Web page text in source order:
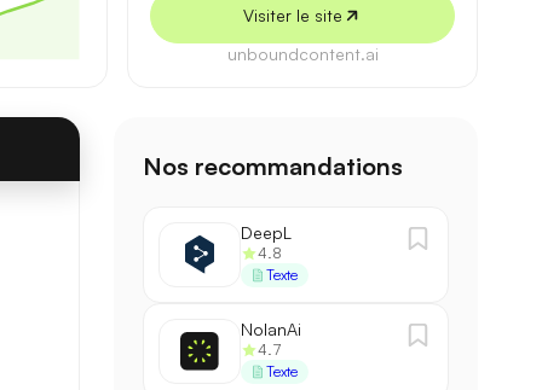
sans découpage manuel.
90,3 / 100 +2,2
−33%
Visiter le site
unboundcontent.ai
Nos recommandations
DeepL
4.8
Texte
NolanAi
4.7
Texte